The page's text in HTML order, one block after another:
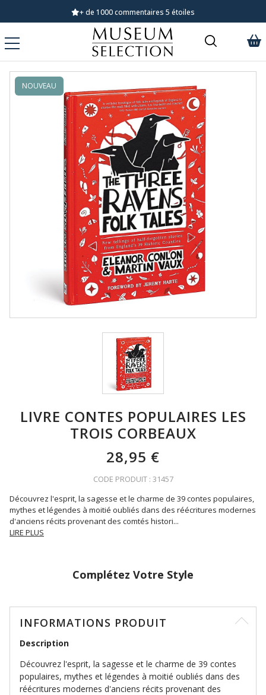
+ de 1000 commentaires 5 étoiles
NOUVEAU
LIVRE CONTES POPULAIRES LES
TROIS CORBEAUX
28,95 €
CODE PRODUIT : 31457
Découvrez l'esprit, la sagesse et le charme de 39 contes populaires,
mythes et légendes à moitié oubliés dans des réécritures modernes
d'anciens récits provenant des comtés histori...
LIRE PLUS
Complétez Votre Style
INFORMATIONS PRODUIT
Description
Découvrez l'esprit, la sagesse et le charme de 39 contes
populaires, mythes et légendes à moitié oubliés dans des
réécritures modernes d'anciens récits provenant des